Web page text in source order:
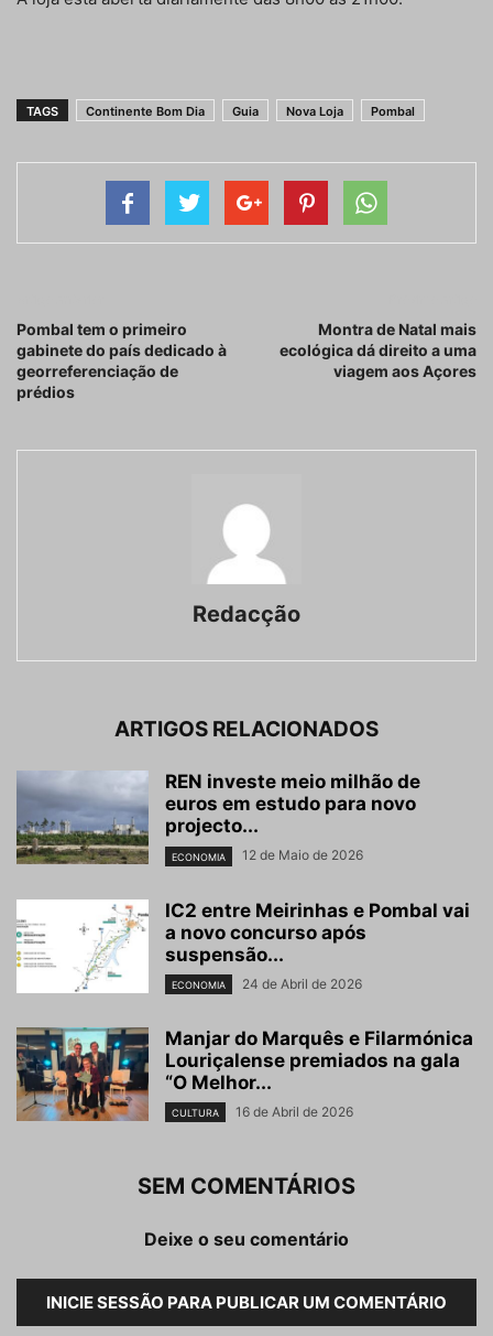
TAGS Continente Bom Dia Guia Nova Loja Pombal
Pombal tem o primeiro
gabinete do país dedicado à
georreferenciação de
prédios
Montra de Natal mais
ecológica dá direito a uma
viagem aos Açores
Redacção
ARTIGOS RELACIONADOS
REN investe meio milhão de
euros em estudo para novo
projecto...
ECONOMIA 12 de Maio de 2026
IC2 entre Meirinhas e Pombal vai
a novo concurso após
suspensão...
ECONOMIA 24 de Abril de 2026
Manjar do Marquês e Filarmónica
Louriçalense premiados na gala
“O Melhor...
CULTURA 16 de Abril de 2026
SEM COMENTÁRIOS
Deixe o seu comentário
INICIE SESSÃO PARA PUBLICAR UM COMENTÁRIO